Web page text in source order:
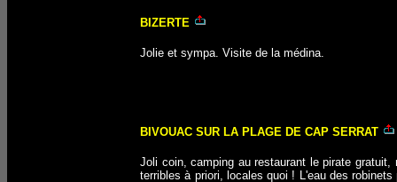
BIZERTE
Jolie et sympa. Visite de la médina.
BIVOUAC SUR LA PLAGE DE CAP SERRAT
Joli coin, camping au restaurant le pirate
terribles à priori, locales quoi ! L'eau des